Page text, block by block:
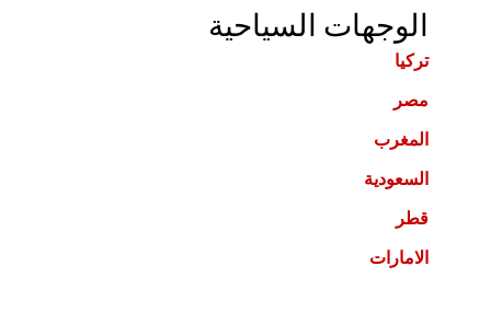
الوجهات السياحية
تركيا
مصر
المغرب
السعودية
قطر
الامارات